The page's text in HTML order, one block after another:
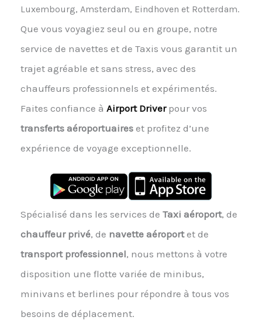
Luxembourg, Amsterdam, Eindhoven et Rotterdam.
Que vous voyagiez seul ou en groupe, notre
service de navettes et de Taxis vous garantit un
trajet agréable et sans stress, avec des
chauffeurs professionnels et expérimentés.
Faites confiance à Airport Driver pour vos
transferts aéroportuaireset profitez d’une
expérience de voyage exceptionnelle.
Spécialisé dans les services de Taxi aéroport, de
chauffeur privé, de navette aéroportet de
transport professionnel, nous mettons à votre
disposition une flotte variée de minibus,
minivans et berlines pour répondre à tous vos
besoins de déplacement.